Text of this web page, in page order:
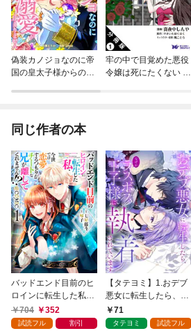
偽装カノジョなのに帝
国の皇太子様からの溺
牢の中で目覚めた悪役
令嬢は死にたくない ～
同じ作者の本
バッドエンド目前のヒ
ロインに転生した私、
今世では恋愛するつも
りがチートな兄が離し
704 352
試読フル 割引
【タテヨミ】1.おデブ
悪女に転生したら、な
ぜかラスボス王子様に
執着されています
71
タテヨミ 試読フル